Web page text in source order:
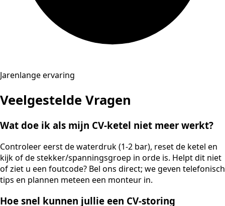
Jarenlange ervaring
Veelgestelde Vragen
Wat doe ik als mijn CV-ketel niet meer werkt?
Controleer eerst de waterdruk (1-2 bar), reset de ketel en
kijk of de stekker/spanningsgroep in orde is. Helpt dit niet
of ziet u een foutcode? Bel ons direct; we geven telefonisch
tips en plannen meteen een monteur in.
Hoe snel kunnen jullie een CV-storing